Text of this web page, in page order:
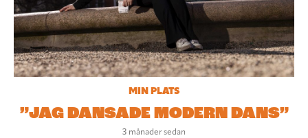
MIN PLATS
”JAG DANSADE MODERN DANS”
3 månader sedan